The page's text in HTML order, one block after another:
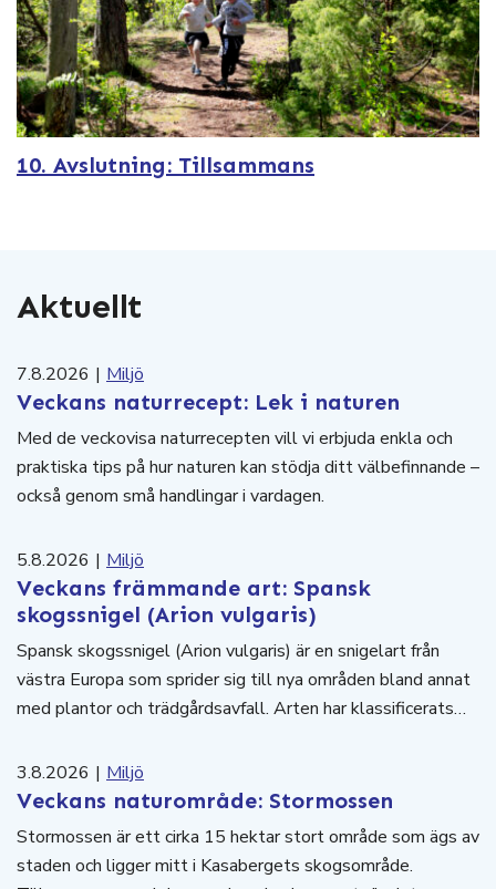
10. Avslutning: Tillsammans
Aktuellt
7.8.2026 | Miljö
Veckans naturrecept: Lek i naturen
Med de veckovisa naturrecepten vill vi erbjuda enkla och
praktiska tips på hur naturen kan stödja ditt välbefinnande –
också genom små handlingar i vardagen.
5.8.2026 | Miljö
Veckans främmande art: Spansk
skogssnigel (Arion vulgaris)
Spansk skogssnigel (Arion vulgaris) är en snigelart från
västra Europa som sprider sig till nya områden bland annat
med plantor och trädgårdsavfall. Arten har klassificerats…
3.8.2026 | Miljö
Veckans naturområde: Stormossen
Stormossen är ett cirka 15 hektar stort område som ägs av
staden och ligger mitt i Kasabergets skogsområde.